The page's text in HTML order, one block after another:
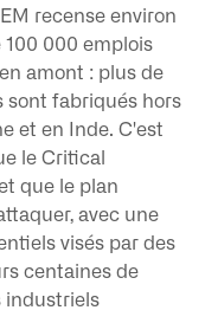
recense environ
000 emplois
amont : plus de
sont fabriqués hors
et en Inde. C'est
le Critical
que le plan
avec une
visés par des
centaines de
industriels